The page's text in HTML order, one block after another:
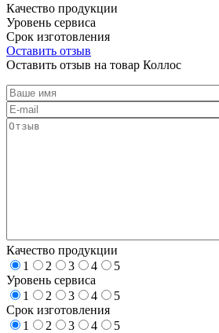
Качество продукции
Уровень сервиса
Срок изготовления
Оставить отзыв
Оставить отзыв на товар Коллос
Качество продукции
1
2 3 4
5
Уровень сервиса
1
2 3 4
5
Срок изготовления
1
2 3 4
5